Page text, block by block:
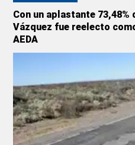
Con un aplastante 73,48%
Vázquez fue reelecto
AEDA